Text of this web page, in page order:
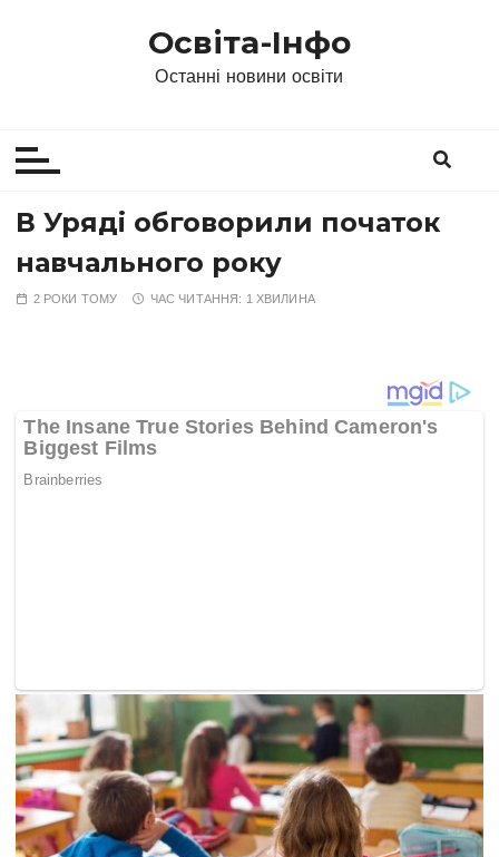
Освіта-Інфо
Останні новини освіти
В Уряді обговорили початок
навчального року
2 РОКИ ТОМУ ЧАС ЧИТАННЯ: 1 ХВИЛИНА